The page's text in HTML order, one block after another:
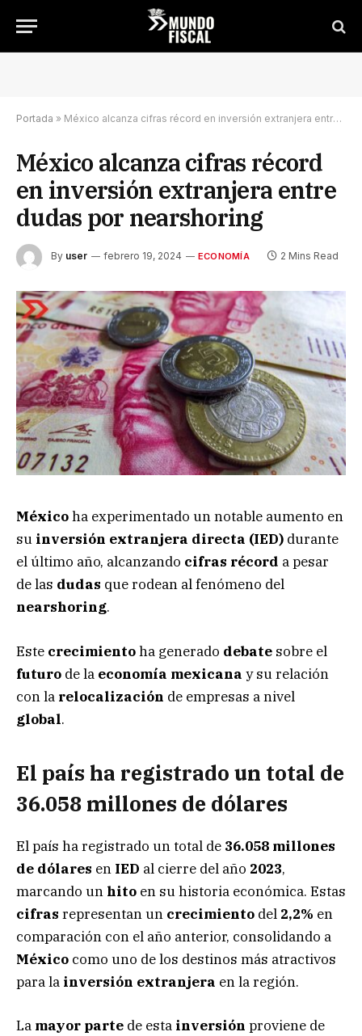
Portada » México alcanza cifras récord en inversión extranjera entre dudas por nearshoring
México alcanza cifras récord
en inversión extranjera entre
dudas por nearshoring
By user febrero 19, 2024 ECONOMÍA 2 Mins Read
Méxicoha experimentado un notable aumento en
su inversión extranjera directa (IED) durante
el último año, alcanzando cifras récord a pesar
de las dudas que rodean al fenómeno del
nearshoring.
Este crecimientoha generado debate sobre el
futuro de la economía mexicana y su relación
con la relocalización de empresas a nivel
global.
El país ha registrado un total de
36.058 millones de dólares
El país ha registrado un total de 36.058 millones
de dólares en IED al cierre del año 2023,
marcando un hito en su historia económica. Estas
cifras representan un crecimiento del 2,2% en
comparación con el año anterior, consolidando a
México como uno de los destinos más atractivos
para la inversión extranjera en la región.
La mayor parte de esta inversión proviene de